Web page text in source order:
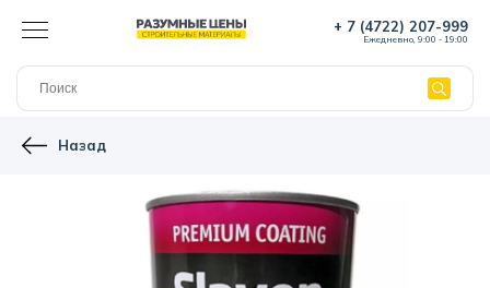
+ 7 (4722) 207-999
Ежедневно, 9:00 - 19:00
Назад